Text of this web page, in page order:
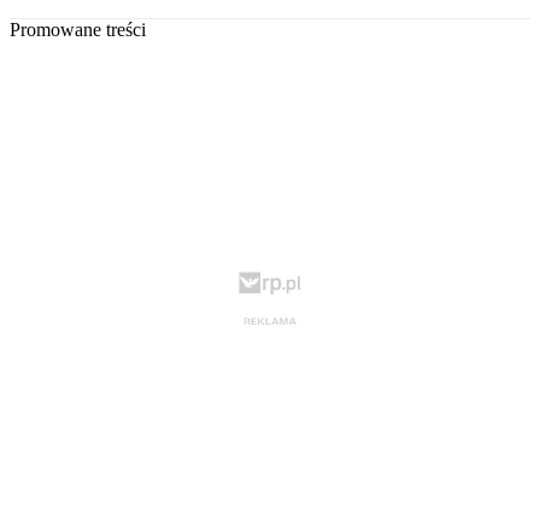
Promowane treści